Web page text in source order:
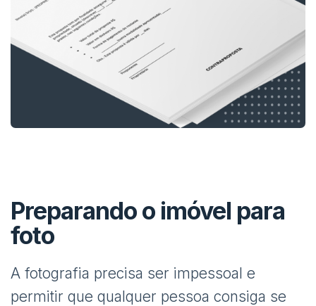
Preparando o imóvel para
foto
A fotografia precisa ser impessoal e
permitir que qualquer pessoa consiga se